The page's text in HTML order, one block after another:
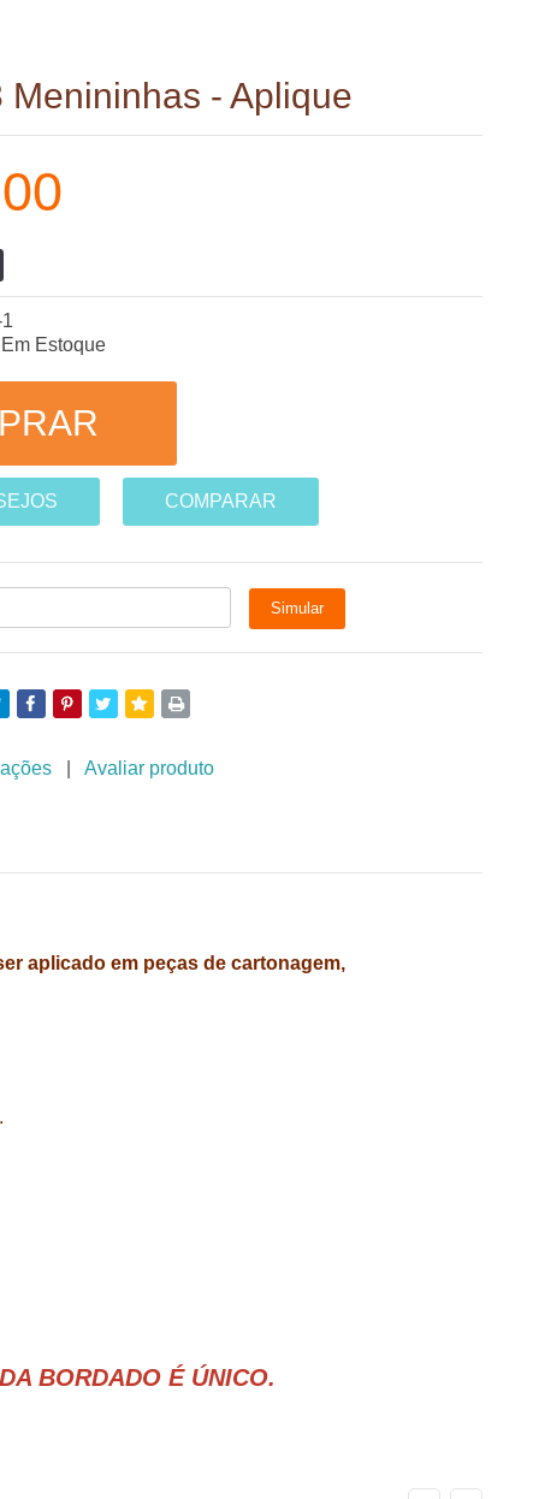
Menininhas - Aplique
Estoque
COMPARAR
|Avaliar produto
aplicado em peças de cartonagem,
BORDADO É ÚNICO.